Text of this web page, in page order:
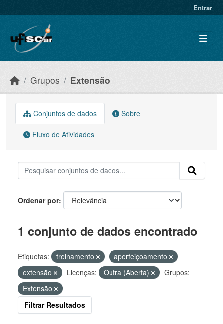
Entrar
Grupos Extensão
Conjuntos de dados Sobre
Fluxo de Atividades
Ordenar por
1 conjunto de dados encontrado
Etiquetas: treinamento
aperfeiçoamento
extensão
Licenças: Outra (Aberta)
Grupos:
Extensão
Filtrar Resultados